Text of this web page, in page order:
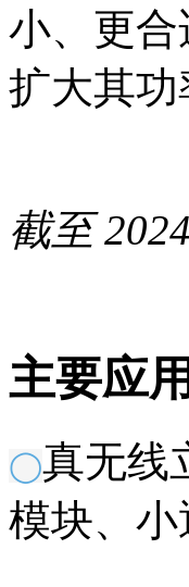
小、更
扩大其
截至
主要应用
◯真无线
模块、